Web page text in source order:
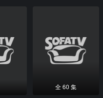
全 60 集